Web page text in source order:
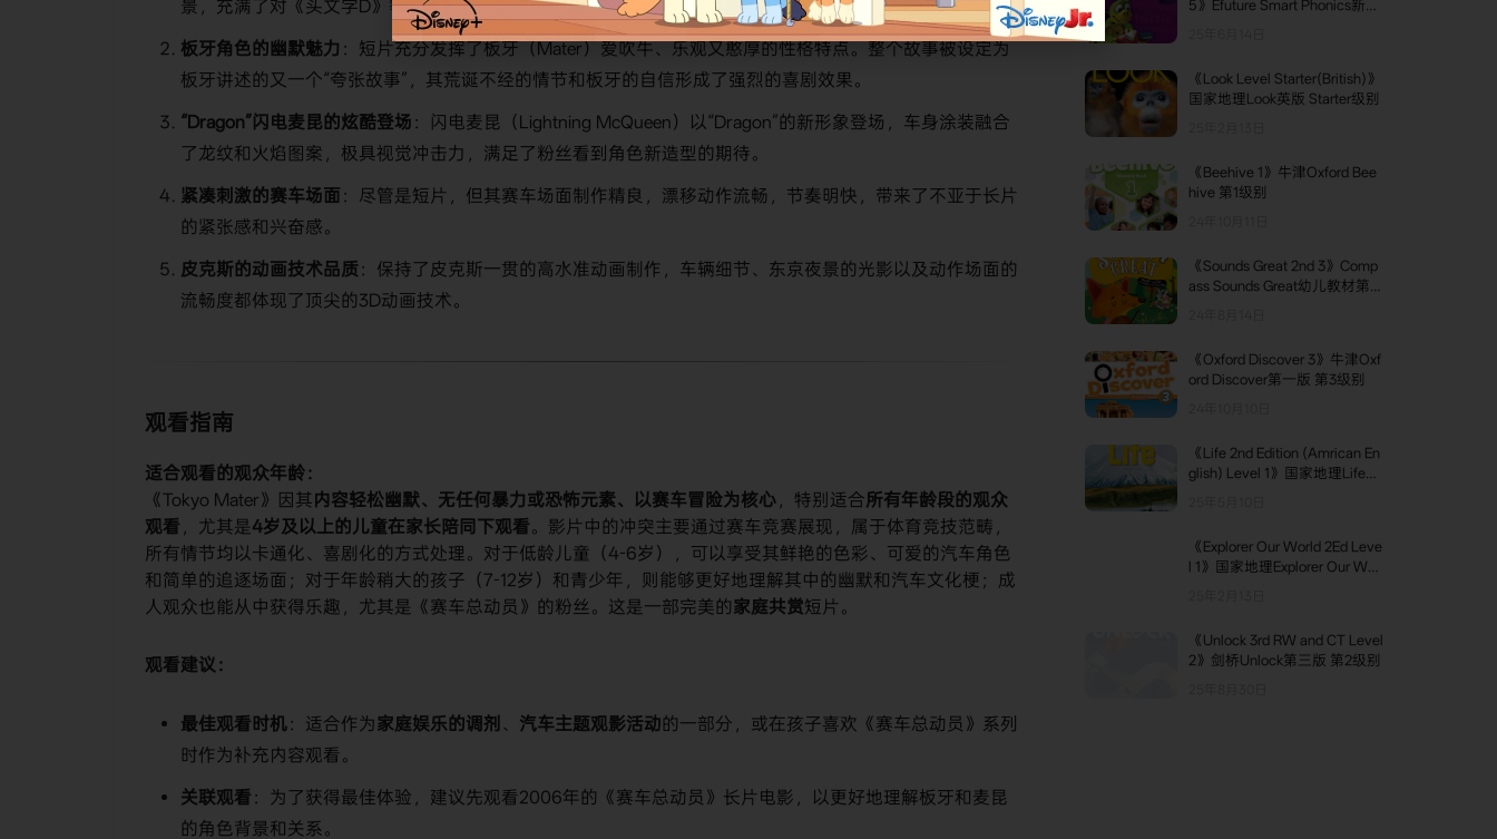
景，充满了对《头文字D》等经典作品的戏仿与致敬，趣味十足。
​板牙角色的幽默魅力​ ​：短片充分发挥了板牙（Mater）爱吹牛、乐观又憨厚的性格特点。整个故事被设定为
板牙讲述的又一个“夸张故事”，其荒诞不经的情节和板牙的自信形成了强烈的喜剧效果。
​“Dragon”闪电麦昆的炫酷登场​ ​：闪电麦昆（Lightning McQueen）以“Dragon”的新形象登场，车身涂装融合
了龙纹和火焰图案，极具视觉冲击力，满足了粉丝看到角色新造型的期待。
​紧凑刺激的赛车场面​ ​：尽管是短片，但其赛车场面制作精良，漂移动作流畅，节奏明快，带来了不亚于长片
的紧张感和兴奋感。
​皮克斯的动画技术品质​​：保持了皮克斯一贯的高水准动画制作，车辆细节、东京夜景的光影以及动作场面的
流畅度都体现了顶尖的3D动画技术。
观看指南
​适合观看的观众年龄：​
《Tokyo Mater》因其​​内容轻松幽默、无任何暴力或恐怖元素、以赛车冒险为核心​ ​，特别适合​​所有年龄段的观众
观看​ ​，尤其是​​4岁及以上的儿童在家长陪同下观看​​。影片中的冲突主要通过赛车竞赛展现，属于体育竞技范畴，
所有情节均以卡通化、喜剧化的方式处理。对于低龄儿童（4-6岁），可以享受其鲜艳的色彩、可爱的汽车角色
和简单的追逐场面；对于年龄稍大的孩子（7-12岁）和青少年，则能够更好地理解其中的幽默和汽车文化梗；成
人观众也能从中获得乐趣，尤其是《赛车总动员》的粉丝。这是一部完美的​​家庭共赏​​短片。
​观看建议：​
​最佳观看时机​​：适合作为​​家庭娱乐的调剂​ ​、​ ​汽车主题观影活动​​的一部分，或在孩子喜欢《赛车总动员》系列
时作为补充内容观看。
​关联观看​ ​：为了获得最佳体验，建议先观看2006年的《赛车总动员》长片电影，以更好地理解板牙和麦昆
的角色背景和关系。
5》Efuture Smart Phonics新版
《Look Level Starter(British)》
国家地理Look英版 Starter级别
《Beehive 1》牛津Oxford Bee
hive 第1级别
《Sounds Great 2nd 3》Comp
ass Sounds Great幼儿教材第
《Oxford Discover 3》牛津Oxf
ord Discover第一版 第3级别
《Life 2nd Edition (Amrican En
glish) Level 1》国家地理Life美
《Explorer Our World 2Ed Leve
l 1》国家地理Explorer Our Worl
《Unlock 3rd RW and CT Level
2》剑桥Unlock第三版 第2级别